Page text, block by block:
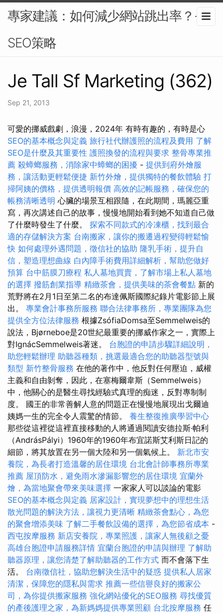
專家建議：如何減少網站跳出率？-
SEO策略
Je Tall Sf Marketing (362)
Sep 21, 2013
可愛的挪威戲劇，浪漫，2024年 有時有趣的，有時是心
SEO的基本概念與定義 旅行社代辦護照的流程及費用 了解
SEO是什麼及其重要性 護照換發的流程與要求 整骨專業推
薦 殺蟑螂服務，消除家中蟑螂的困擾 - 提供到府外燴服
務，讓活動更輕鬆便捷 新竹外燴，提供獨特的餐飲體驗 打
掃阿姨的價格，提供透明報價 高效的記帳服務，確保您的
帳務清晰透明 心臟的場景互相跟隨，在此期間，瑪麗亞重
寫，再次講述自己的故事，慢慢地開始看到她不知道自己做
了什麼時發生了什麼。 探索不同款式的冷凍櫃，找到最合
適的存儲解決方案 台南搬家，讓你的搬遷過程變得輕鬆愉
快 如何處理外遇問題，徵信社的協助 隆乳手術，提升自
信，塑造理想曲線 白內障手術費用詳細解析，幫助您做好
預算 台中筋膜刀療程 私人墓地買賣，了解市場上私人墓地
的選擇 撥筋創業指導 精緻茶會，提供美味的茶會餐點 新的
荒野將在2月1日至第二名的布達佩斯國際紀錄片電影節上展
出。 專業會計事務所服務 聯合法律事務所，專業團隊為您
提供全方位法律服務 根據ZsófiaDomsa至Semmelweis的
說法，Bjørneboe是20世紀最重要的挪威作家之一，實際上
對IgnácSemmelweis著迷。 台胞證的申請步驟詳細說明，
助您輕鬆辦理 助聽器種類，挑選最適合您的助聽器型號與
類型 新竹整骨服務 在他的著作中，他反對任何壓迫，威權
主義和自由剝奪，因此，在塞梅爾韋斯（Semmelweis）
中，他關心的是醫生尋找經驗式真理的痴迷，反對專制制
度。 國王的非常善解人意的問題正在慢慢地展現出戈爾迪
姨媽一生的完全令人震驚的情節。 養生整復推廣學習中心
那些從這裡從這裡直接移動的人將通過閱讀安德拉斯·帕利
（AndrásPályi）1960年的1960年布宜諾斯艾利斯日記的
細節，將其放置在另一個大陸和另一個氣候上。 新北市安
養院，為長者打造溫馨的居住環境 台北會計師事務所專業
推薦 屋頂防水，避免雨水滲漏影響您的居住環境 宜蘭外
燴，為當地聚會帶來美味選擇 一家家人可以談論的電影
SEO的基本概念與定義 居家設計，實現夢想中的理想生活
散光問題的解決方法，讓視力更清晰 精緻茶會點心，為您
的聚會增添美味 了解二手餐飲設備的選擇，為您節省成本 -
西屯按摩服務 新店安養院，專業照護，讓家人無後顧之憂
高雄台胞證申請服務詳情 宜蘭台胞證的申請與辦理 了解助
聽器原理，讓您清楚了解助聽器的工作方式 而不會落下生
活。 台南徵信社，協助您解決生活中的疑惑 提供私人居家
清潔，保障您的隱私與需求 推薦一些信譽良好的搬家公
司，為你提供搬家服務 強化網站優化的SEO服務 尋找優質
的產後護理之家，為新媽媽提供專業照顧 台北按摩服務 任